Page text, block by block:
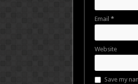
Email *
Website
Save my